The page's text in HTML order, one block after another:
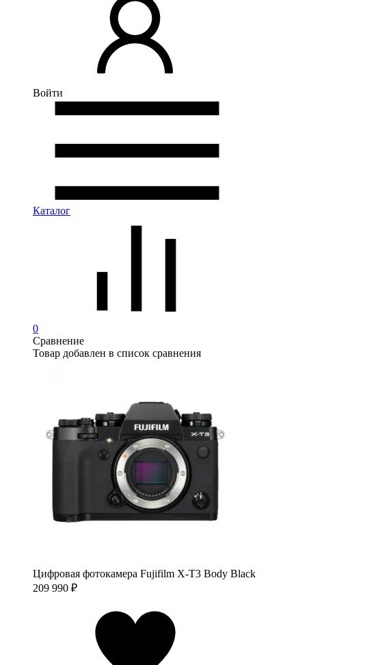
Войти
Каталог
0
Сравнение
Товар добавлен в список сравнения
Цифровая фотокамера Fujifilm X-T3 Body Black
209 990 ₽